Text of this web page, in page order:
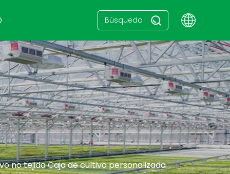
no tejida Caja de cultivo personalizada